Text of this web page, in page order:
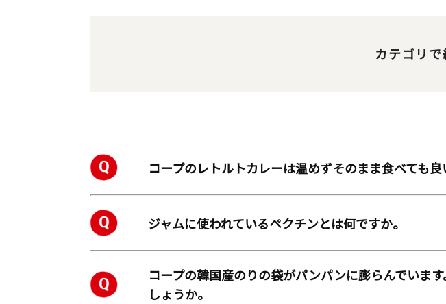
カテゴリ
コープのレトルトカレーは温めずそのまま食べても良
ジャムに使われているペクチンとは何ですか。
コープの韓国産のりの袋がパンパンに膨らんでいま
しょうか。